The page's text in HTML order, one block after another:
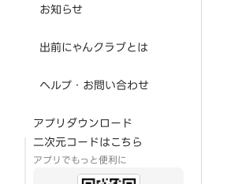
お知らせ
出前にゃんクラブとは
ヘルプ・お問い合わせ
アプリダウンロード
二次元コードはこちら
アプリでもっと便利に